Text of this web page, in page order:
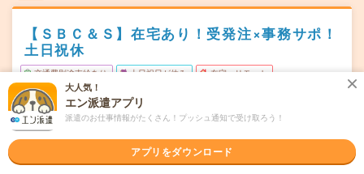
【ＳＢＣ＆Ｓ】在宅あり！受発注×事務サポ！
土日祝休
交通費別途支給あり 土日祝日が休み 在宅・リモート
WEB登録OK
勤務地
東京都港区
浜松町駅から徒歩7分／大門(東京都)駅から徒歩11分
曜日頻度
月～金（週5日） ※メリハリつけてはたらける♪土日祝は
大人気！
エン派遣アプリ
派遣のお仕事情報がたくさん！プッシュ通知で受け取ろう！
アプリをダウンロード